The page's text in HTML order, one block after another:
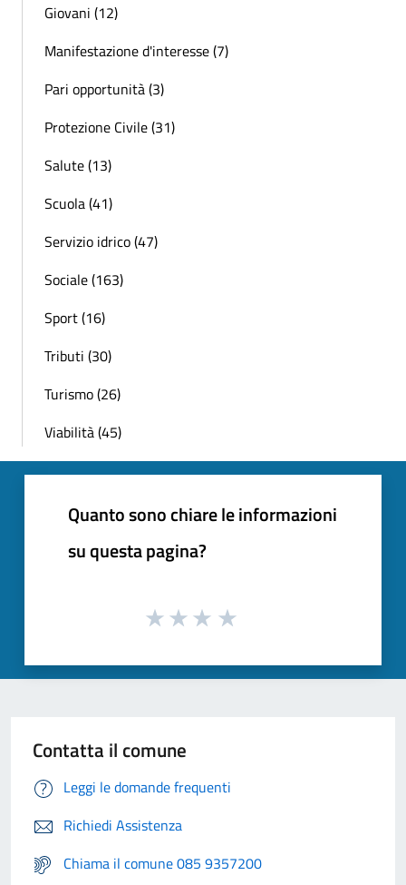
Giovani (12)
Manifestazione d'interesse (7)
Pari opportunità (3)
Protezione Civile (31)
Salute (13)
Scuola (41)
Servizio idrico (47)
Sociale (163)
Sport (16)
Tributi (30)
Turismo (26)
Viabilità (45)
Quanto sono chiare le informazioni
su questa pagina?
Contatta il comune
Leggi le domande frequenti
Richiedi Assistenza
Chiama il comune 085 9357200